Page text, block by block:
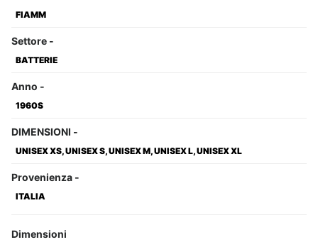
FIAMM
Settore -
BATTERIE
Anno -
1960S
DIMENSIONI -
UNISEX XS, UNISEX S, UNISEX M, UNISEX L, UNISEX XL
Provenienza -
ITALIA
Dimensioni